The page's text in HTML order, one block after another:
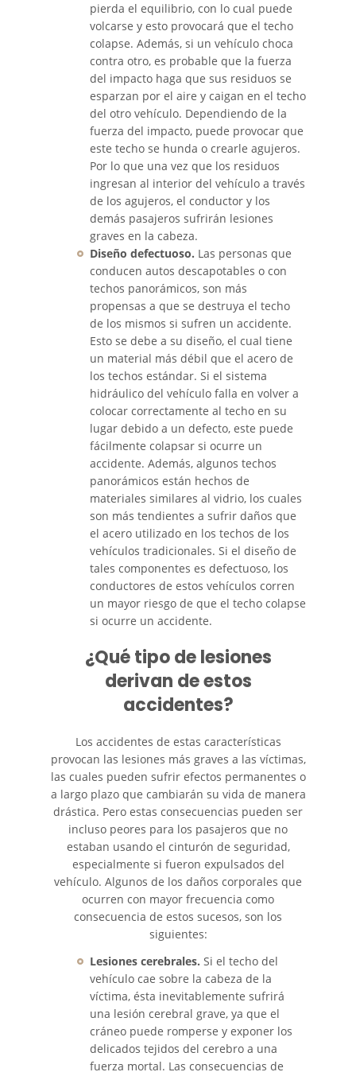
Fatal Crash General Statistics
Head-On Collisions
Hit and Run Car Accident
Intersection Accident
Rear-End Collision
Roof Crush
Seatbelt Failure
Side Impact Collisions
T-Bone Accidents
What To Do After An Accident
Catastrophic Injury
Airplane Accidents
Auto Accidents
Bicycle Accidents
Limousine Accidents
Motorcycle Accidents
Pedestrian Accidents
Tour Bus Accidents
Train and Subway Accidents
Types of Catastrophic Injuries
Medical Malpractice
Motorcycle Accidents
Alcohol Related Motorcycle
Accident
Drug-Related Motorcycle Accident
Hit and Run Motorcycle Accident
Motorcycle Accident FAQ
Motorcycle Rear-End Accident
Reckless Driving Motorcycle
pierda el equilibrio, con lo cual puede
volcarse y esto provocará que el techo
colapse. Además, si un vehículo choca
contra otro, es probable que la fuerza
del impacto haga que sus residuos se
esparzan por el aire y caigan en el techo
del otro vehículo. Dependiendo de la
fuerza del impacto, puede provocar que
este techo se hunda o crearle agujeros.
Por lo que una vez que los residuos
ingresan al interior del vehículo a través
de los agujeros, el conductor y los
demás pasajeros sufrirán lesiones
graves en la cabeza.
Diseño defectuoso. Las personas que
conducen autos descapotables o con
techos panorámicos, son más
propensas a que se destruya el techo
de los mismos si sufren un accidente.
Esto se debe a su diseño, el cual tiene
un material más débil que el acero de
los techos estándar. Si el sistema
hidráulico del vehículo falla en volver a
colocar correctamente al techo en su
lugar debido a un defecto, este puede
fácilmente colapsar si ocurre un
accidente. Además, algunos techos
panorámicos están hechos de
materiales similares al vidrio, los cuales
son más tendientes a sufrir daños que
el acero utilizado en los techos de los
vehículos tradicionales. Si el diseño de
tales componentes es defectuoso, los
conductores de estos vehículos corren
un mayor riesgo de que el techo colapse
si ocurre un accidente.
¿Qué tipo de lesiones
derivan de estos
accidentes?
Los accidentes de estas características
provocan las lesiones más graves a las víctimas,
las cuales pueden sufrir efectos permanentes o
a largo plazo que cambiarán su vida de manera
drástica. Pero estas consecuencias pueden ser
incluso peores para los pasajeros que no
estaban usando el cinturón de seguridad,
especialmente si fueron expulsados del
vehículo. Algunos de los daños corporales que
ocurren con mayor frecuencia como
consecuencia de estos sucesos, son los
siguientes:
Lesiones cerebrales. Si el techo del
vehículo cae sobre la cabeza de la
víctima, ésta inevitablemente sufrirá
una lesión cerebral grave, ya que el
cráneo puede romperse y exponer los
delicados tejidos del cerebro a una
fuerza mortal. Las consecuencias de